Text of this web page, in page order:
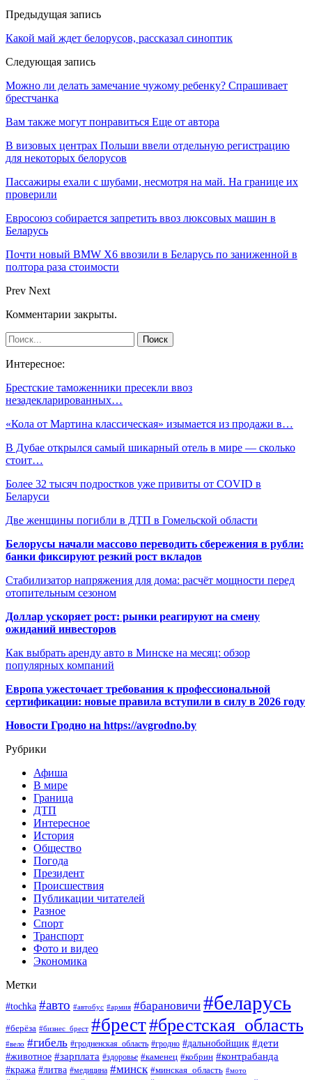
Предыдущая запись
Какой май ждет белорусов, рассказал синоптик
Следующая запись
Можно ли делать замечание чужому ребенку? Спрашивает
брестчанка
Вам также могут понравиться Еще от автора
В визовых центрах Польши ввели отдельную регистрацию
для некоторых белорусов
Пассажиры ехали с шубами, несмотря на май. На границе их
проверили
Евросоюз собирается запретить ввоз люксовых машин в
Беларусь
Почти новый BMW X6 ввозили в Беларусь по заниженной в
полтора раза стоимости
Prev Next
Комментарии закрыты.
Интересное:
Брестские таможенники пресекли ввоз
незадекларированных…
«Кола от Мартина классическая» изымается из продажи в…
В Дубае открылся самый шикарный отель в мире — сколько
стоит…
Более 32 тысяч подростков уже привиты от COVID в
Беларуси
Две женщины погибли в ДТП в Гомельской области
Белорусы начали массово переводить сбережения в рубли:
банки фиксируют резкий рост вкладов
Стабилизатор напряжения для дома: расчёт мощности перед
отопительным сезоном
Доллар ускоряет рост: рынки реагируют на смену
ожиданий инвесторов
Как выбрать аренду авто в Минске на месяц: обзор
популярных компаний
Европа ужесточает требования к профессиональной
сертификации: новые правила вступили в силу в 2026 году
Новости Гродно на https://avgrodno.by
Рубрики
Афиша
В мире
Граница
ДТП
Интересное
История
Общество
Погода
Президент
Происшествия
Публикации читателей
Разное
Спорт
Транспорт
Фото и видео
Экономика
Метки
#tochka #авто #автобус #армия #барановичи #беларусь
#берёза #бизнес_брест #брест#брестская_область
#вело #гибель #гродненская_область #гродно #дальнобойщик #дети
#животное #зарплата #здоровье #каменец #кобрин #контрабанда
#кража #литва #медицина #минск #минская_область #мото